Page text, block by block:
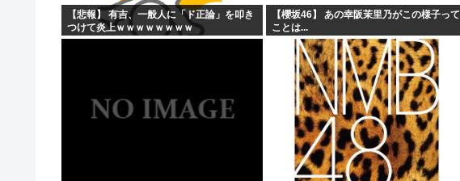
警察官が60歳のおじいちゃんを射◯する動画が流出しやりす...
ワイ、キンタマが腫れ上がって入院するも切開排膿で無事しな...
【悲報】 有吉、一般人に「ド正論」を叩き
つけて炎上ｗｗｗｗｗｗｗｗ
【櫻坂46】 あの幸阪茉里乃がこの様子って
ことは...